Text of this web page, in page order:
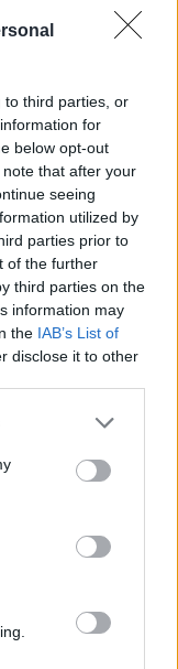
to third parties, or
for
below opt-out
that after your
seeing
utilized by
parties prior to
of the further
third parties on the
information may
the IAB’s List of
disclose it to other
vízzel?
5 perc